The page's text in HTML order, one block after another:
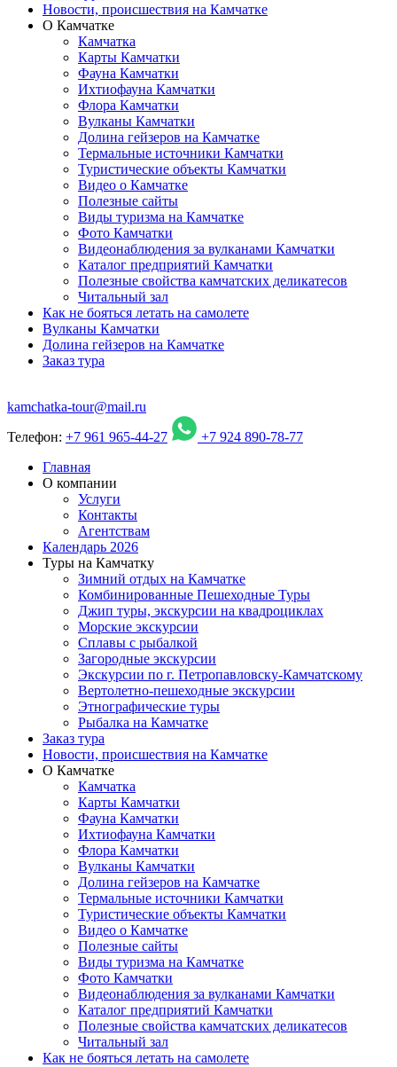
Новости, происшествия на Камчатке
О Камчатке
Камчатка
Карты Камчатки
Фауна Камчатки
Ихтиофауна Камчатки
Флора Камчатки
Вулканы Камчатки
Долина гейзеров на Камчатке
Термальные источники Камчатки
Туристические объекты Камчатки
Видео о Камчатке
Полезные сайты
Виды туризма на Камчатке
Фото Камчатки
Видеонаблюдения за вулканами Камчатки
Каталог предприятий Камчатки
Полезные свойства камчатских деликатесов
Читальный зал
Как не бояться летать на самолете
Вулканы Камчатки
Долина гейзеров на Камчатке
Заказ тура
kamchatka-tour@mail.ru
Телефон: +7 961 965-44-27
+7 924 890-78-77
Главная
О компании
Услуги
Контакты
Агентствам
Календарь 2026
Туры на Камчатку
Зимний отдых на Камчатке
Комбинированные Пешеходные Туры
Джип туры, экскурсии на квадроциклах
Морские экскурсии
Сплавы с рыбалкой
Загородные экскурсии
Экскурсии по г. Петропавловску-Камчатскому
Вертолетно-пешеходные экскурсии
Этнографические туры
Рыбалка на Камчатке
Заказ тура
Новости, происшествия на Камчатке
О Камчатке
Камчатка
Карты Камчатки
Фауна Камчатки
Ихтиофауна Камчатки
Флора Камчатки
Вулканы Камчатки
Долина гейзеров на Камчатке
Термальные источники Камчатки
Туристические объекты Камчатки
Видео о Камчатке
Полезные сайты
Виды туризма на Камчатке
Фото Камчатки
Видеонаблюдения за вулканами Камчатки
Каталог предприятий Камчатки
Полезные свойства камчатских деликатесов
Читальный зал
Как не бояться летать на самолете